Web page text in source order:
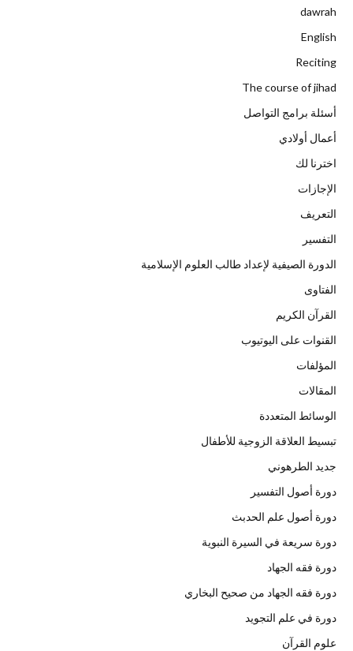
dawrah
English
Reciting
The course of jihad
أسئلة برامج التواصل
أعمال أولادي
اخترنا لك
الإجازات
التعريف
التفسير
الدورة الصيفية لإعداد طالب العلوم الإسلامية
الفتاوى
القرآن الكريم
القنوات على اليوتيوب
المؤلفات
المقالات
الوسائط المتعددة
تبسيط العلاقة الزوجية للأطفال
جديد الطرهوني
دورة أصول التفسير
دورة أصول علم الحدبث
دورة سريعة في السيرة النبوية
دورة فقه الجهاد
دورة فقه الجهاد من صحيح البخاري
دورة في علم التجويد
علوم القرآن